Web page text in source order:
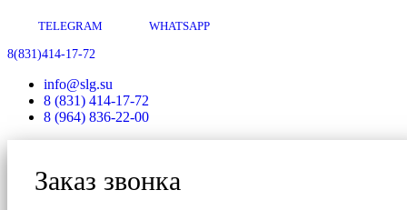
TELEGRAM WHATSAPP
8(831)414-17-72
info@slg.su
8 (831) 414-17-72
8 (964) 836-22-00
Заказ звонка